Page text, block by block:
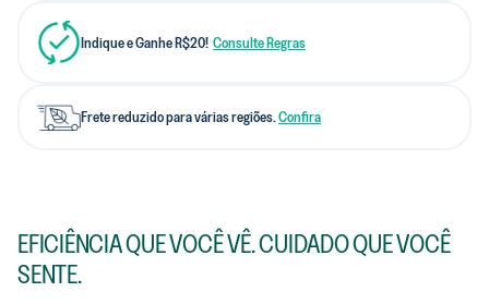
Indique e Ganhe R$20! Consulte Regras
Frete reduzido para várias regiões.Confira
EFICIÊNCIA QUE VOCÊ VÊ. CUIDADO QUE VOCÊ
SENTE.